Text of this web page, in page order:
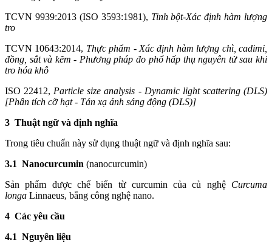
TCVN 9939:2013 (ISO 3593:1981), Tinh bột-Xác định hàm lượng
tro
TCVN 10643:2014, Thực phẩm - Xác định hàm lượng chì, cadimi,
đồng, sắt và kẽm - Phương pháp đo phổ hấp thụ nguyên tử sau khi
tro hóa khô
ISO 22412, Particle size analysis - Dynamic light scattering (DLS)
[Phân tích cỡ hạt - Tán xạ ánh sáng động (DLS)]
3 Thuật ngữ và định nghĩa
Trong tiêu chuẩn này sử dụng thuật ngữ và định nghĩa sau:
3.1 Nanocurcumin (nanocurcumin)
Sản phẩm được chế biến từ curcumin của củ nghệ Curcuma
longa Linnaeus, bằng công nghệ nano.
4 Các yêu cầu
4.1 Nguyên liệu